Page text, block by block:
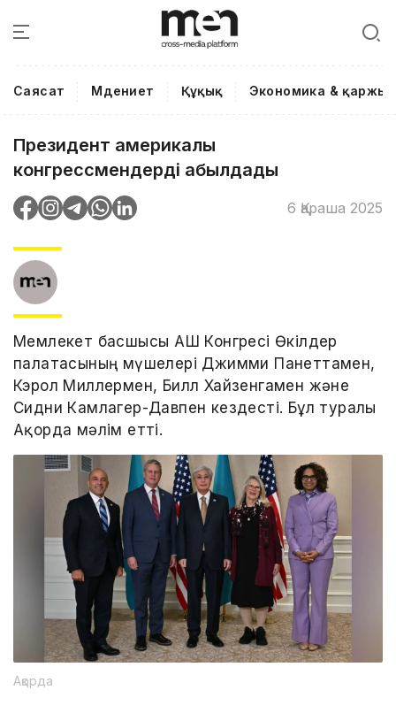
Саясат Мәдениет Құқық Экономика & қаржы
Президент америкалық
конгрессмендерді қабылдады
6 Қараша 2025
Мемлекет басшысы АҚШ Конгресі Өкілдер
палатасының мүшелері Джимми Панеттамен,
Кэрол Миллермен, Билл Хайзенгамен және
Сидни Камлагер-Давпен кездесті. Бұл туралы
Ақорда мәлім етті.
Ақорда